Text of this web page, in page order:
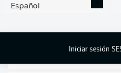
Español
Iniciar sesión
DIVIDIDOS
0